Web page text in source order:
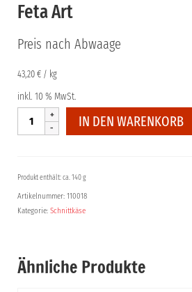
Feta Art
Preis nach Abwaage
43,20€ / kg
inkl. 10 % MwSt.
Poccocino
Ziegenkäse
Art
IN DEN WARENKORB
Produkt enthält: ca. 140 g
Artikelnummer: 110018
Kategorie: Schnittkäse
Ähnliche Produkte